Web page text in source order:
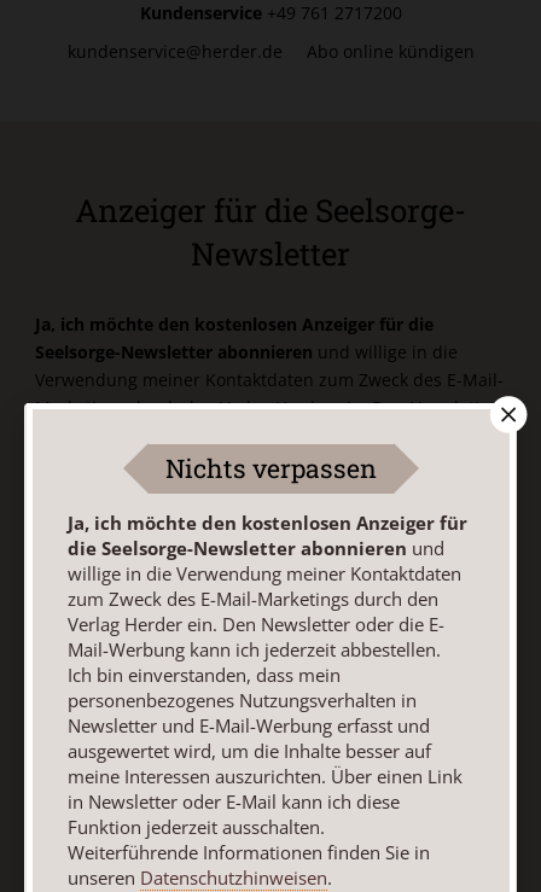
Kundenservice +49 761 2717200
kundenservice@herder.de
Abo online kündigen
Anzeiger für die Seelsorge-
Newsletter
Ja, ich möchte den kostenlosen Anzeiger für die
Seelsorge-Newsletter abonnieren und willige in die
Verwendung meiner Kontaktdaten zum Zweck des E-Mail-
Marketings durch den Verlag Herder ein. Den Newsletter
Ich bin einverstanden, dass mein personenbezogenes
Nutzungsverhalten in Newsletter und E-Mail-Werbung
erfasst und ausgewertet wird, um die Inhalte besser auf
meine Interessen auszurichten. Über einen Link in
Newsletter oder E-Mail kann ich diese Funktion jederzeit
ausschalten.
Weiterführende Informationen finden Sie in unseren
Datenschutzhinweisen.
E-Mail
Nichts verpassen
Ja, ich möchte den kostenlosen Anzeiger für
die Seelsorge-Newsletter abonnieren und
willige in die Verwendung meiner Kontaktdaten
zum Zweck des E-Mail-Marketings durch den
Verlag Herder ein. Den Newsletter oder die E-
Mail-Werbung kann ich jederzeit abbestellen.
Ich bin einverstanden, dass mein
personenbezogenes Nutzungsverhalten in
Newsletter und E-Mail-Werbung erfasst und
ausgewertet wird, um die Inhalte besser auf
meine Interessen auszurichten. Über einen Link
in Newsletter oder E-Mail kann ich diese
Funktion jederzeit ausschalten.
Weiterführende Informationen finden Sie in
unseren Datenschutzhinweisen.